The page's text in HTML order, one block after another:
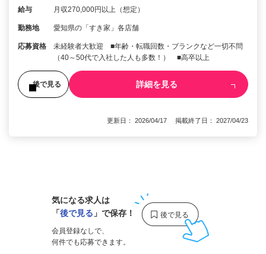
給与 月収270,000円以上（想定）
勤務地 愛知県の「すき家」各店舗
応募資格
未経験者大歓迎 ■年齢・転職回数・ブランクなど一切不問
（40～50代で入社した人も多数！） ■高卒以上
後で見る 詳細を見る
更新日： 2026/04/17 掲載終了日： 2027/04/23
気になる求人は
「後で見る 」で保存！
会員登録なしで、
何件でも応募できます。